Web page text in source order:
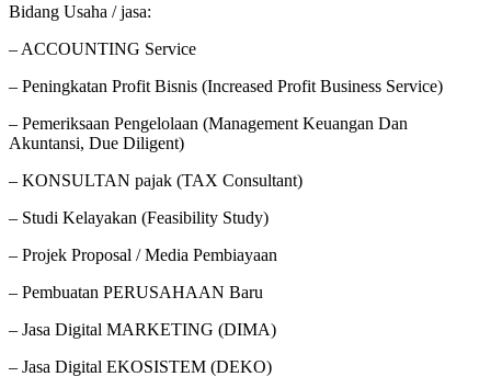
Bidang Usaha / jasa:
– ACCOUNTING Service
– Peningkatan Profit Bisnis (Increased Profit Business Service)
– Pemeriksaan Pengelolaan (Management Keuangan Dan
Akuntansi, Due Diligent)
– KONSULTAN pajak (TAX Consultant)
– Studi Kelayakan (Feasibility Study)
– Projek Proposal / Media Pembiayaan
– Pembuatan PERUSAHAAN Baru
– Jasa Digital MARKETING (DIMA)
– Jasa Digital EKOSISTEM (DEKO)